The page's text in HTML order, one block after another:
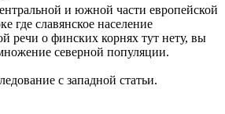
и южной части европейской
где славянское население
речи о финских корнях тут нету, вы
северной популяции.
с западной статьи.